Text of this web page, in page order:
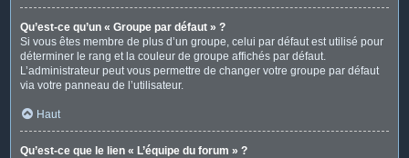
Qu’est-ce qu’un « Groupe par défaut » ?
Si vous êtes membre de plus d’un groupe, celui par défaut est utilisé pour
déterminer le rang et la couleur de groupe affichés par défaut.
L’administrateur peut vous permettre de changer votre groupe par défaut
via votre panneau de l’utilisateur.
Haut
Qu’est-ce que le lien « L’équipe du forum » ?